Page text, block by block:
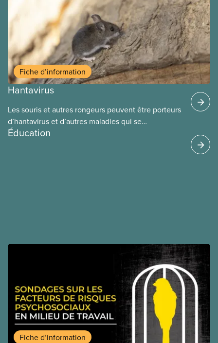
Fiche d’information
Hantavirus
Les souris et autres rongeurs peuvent être porteurs
d’hantavirus et d’autres maladies qui se
transmettent par l’intermédiaire de leurs excrétions
Éducation
Fiche d’information